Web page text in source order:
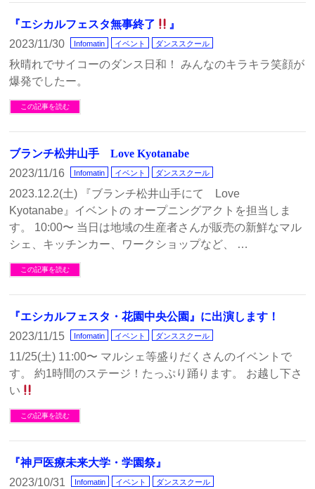
『エシカルフェスタ無事終了
』
2023/11/30
Infomatin イベント ダンススクール
秋晴れでサイコーのダンス日和！ みんなのキラキラ笑顔が
爆発でしたー。
この記事を読む
ブランチ松井山手 Love Kyotanabe
2023/11/16
Infomatin イベント ダンススクール
2023.12.2(土) 『ブランチ松井山手にて Love
Kyotanabe』イベントの オープニングアクトを担当しま
す。 10:00〜 当日は地域の生産者さんが販売の新鮮なマル
シェ、キッチンカー、ワークショップなど、 …
この記事を読む
『エシカルフェスタ・花園中央公園』に出演します！
2023/11/15
Infomatin イベント ダンススクール
11/25(土) 11:00〜 マルシェ等盛りだくさんのイベントで
す。 約1時間のステージ！たっぷり踊ります。 お越し下さ
い
この記事を読む
『神戸医療未来大学・学園祭』
2023/10/31
Infomatin イベント ダンススクール